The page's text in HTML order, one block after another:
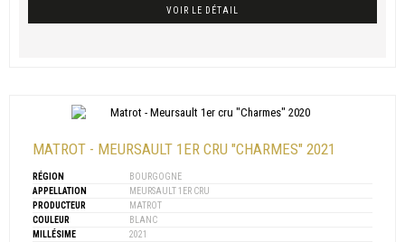
VOIR LE DÉTAIL
MATROT - MEURSAULT 1ER CRU "CHARMES" 2021
RÉGION
BOURGOGNE
APPELLATION
MEURSAULT 1ER CRU
PRODUCTEUR
MATROT
COULEUR
BLANC
MILLÉSIME
2021